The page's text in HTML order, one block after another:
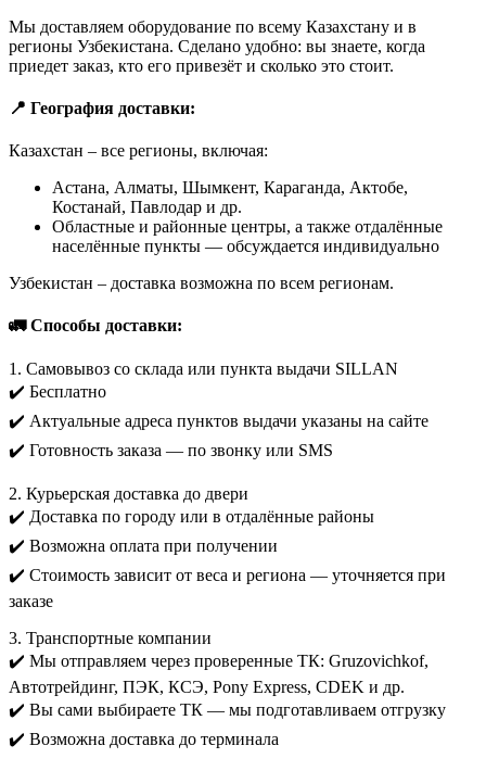
Мы доставляем оборудование по всему Казахстану и в
регионы Узбекистана. Сделано удобно: вы знаете, когда
приедет заказ, кто его привезёт и сколько это стоит.
📍 География доставки:
Казахстан – все регионы, включая:
Астана, Алматы, Шымкент, Караганда, Актобе,
Костанай, Павлодар и др.
Областные и районные центры, а также отдалённые
населённые пункты — обсуждается индивидуально
Узбекистан – доставка возможна по всем регионам.
🚛 Способы доставки:
1. Самовывоз со склада или пункта выдачи SILLAN
✔️ Бесплатно
✔️ Актуальные адреса пунктов выдачи указаны на сайте
✔️ Готовность заказа — по звонку или SMS
2. Курьерская доставка до двери
✔️ Доставка по городу или в отдалённые районы
✔️ Возможна оплата при получении
✔️ Стоимость зависит от веса и региона — уточняется при
заказе
3. Транспортные компании
✔️ Мы отправляем через проверенные ТК: Gruzovichkof,
Автотрейдинг, ПЭК, КСЭ, Pony Express, CDEK и др.
✔️ Вы сами выбираете ТК — мы подготавливаем отгрузку
✔️ Возможна доставка до терминала